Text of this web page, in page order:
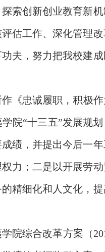
索创新创业教育新
评估工作、深化管理
夫，努力把我校建
《忠诚履职 ，积极
学院“十三五”发展规
绩，并提出今后一
力；二是以开展劳
精细化和人文化，提
院综合改革方案（